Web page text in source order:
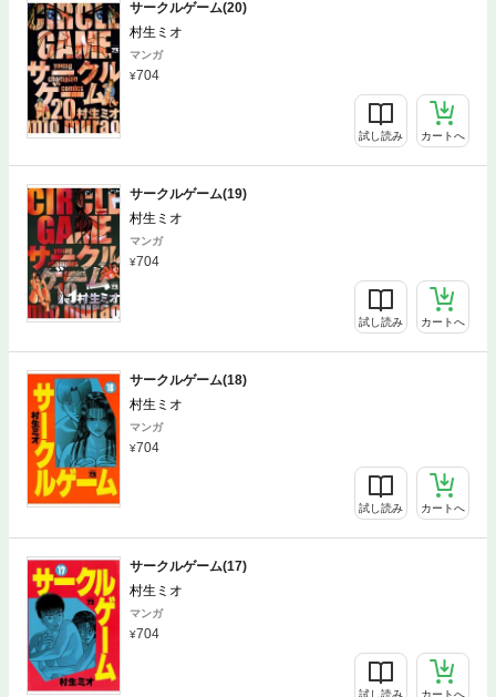
サークルゲーム(20)
村生ミオ
マンガ
704
試し読み カートへ
サークルゲーム(19)
村生ミオ
マンガ
704
試し読み カートへ
サークルゲーム(18)
村生ミオ
マンガ
704
試し読み カートへ
サークルゲーム(17)
村生ミオ
マンガ
704
試し読み カートへ